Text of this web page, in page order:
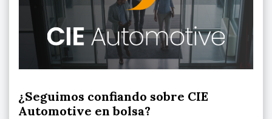
¿Seguimos confiando sobre CIE
Automotive en bolsa?